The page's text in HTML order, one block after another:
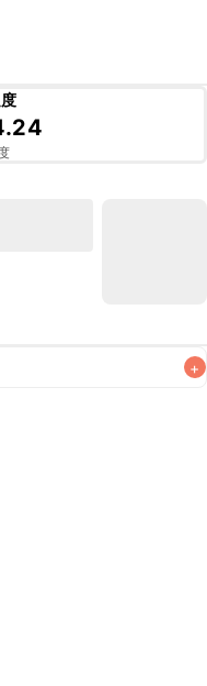
+
りいただくことをお